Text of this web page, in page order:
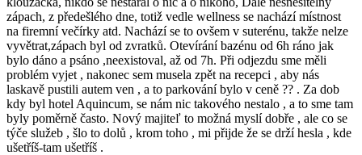
zápach, z předešlého dne, totiž vedle wellness se nachází místnost
na firemní večírky atd. Nachází se to ovšem v suterénu, takže nelze
vyvětrat,zápach byl od zvratků. Otevírání bazénu od 6h ráno jak
bylo dáno a psáno ,neexistoval, až od 7h. Při odjezdu sme měli
problém vyjet , nakonec sem musela zpět na recepci , aby nás
laskavě pustili autem ven , a to parkování bylo v ceně ?? . Za dob
kdy byl hotel Aquincum, se nám nic takového nestalo , a to sme tam
byly poměrně často. Nový majiteľ to možná myslí dobře , ale co se
týče služeb , šlo to dolů , krom toho , mi přijde že se drží hesla , kde
ušetříš-tam ušetříš .